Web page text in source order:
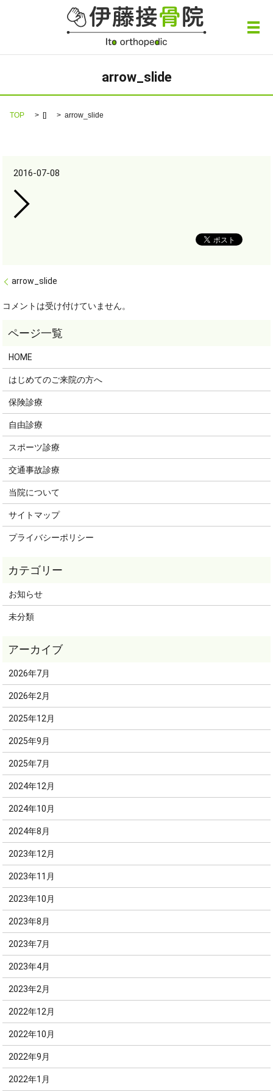
メ
arrow_slide
TOP [] arrow_slide
2016-07-08
arrow_slide
コメントは受け付けていません。
HOME
はじめてのご来院の方へ
保険診療
自由診療
スポーツ診療
交通事故診療
当院について
サイトマップ
プライバシーポリシー
お知らせ
未分類
2026年7月
2026年2月
2025年12月
2025年9月
2025年7月
2024年12月
2024年10月
2024年8月
2023年12月
2023年11月
2023年10月
2023年8月
2023年7月
2023年4月
2023年2月
2022年12月
2022年10月
2022年9月
2022年1月